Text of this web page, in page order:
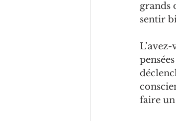
grands
sentir
faire un